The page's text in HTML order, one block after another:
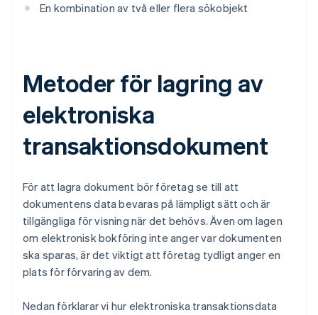
En kombination av två eller flera sökobjekt
Metoder för lagring av
elektroniska
transaktionsdokument
För att lagra dokument bör företag se till att
dokumentens data bevaras på lämpligt sätt och är
tillgängliga för visning när det behövs. Även om lagen
om elektronisk bokföring inte anger var dokumenten
ska sparas, är det viktigt att företag tydligt anger en
plats för förvaring av dem.
Nedan förklarar vi hur elektroniska transaktionsdata